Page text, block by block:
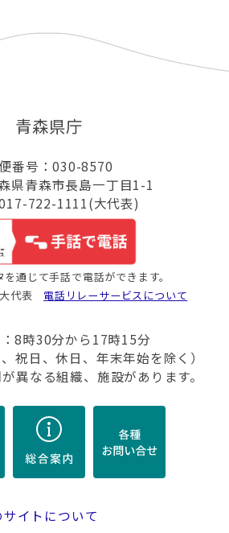
青森県庁
番号：030-8570
県青森市長島一丁目1-1
722-1111(大代表)
通じて手話で電話ができます。
代表 電話リレーサービスについて
8時30分から17時15分
祝日、休日、年末年始を除く）
異なる組織、施設があります。
サイトについて